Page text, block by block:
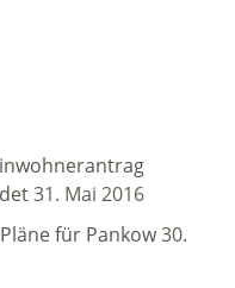
31. Mai 2016
für Pankow30.